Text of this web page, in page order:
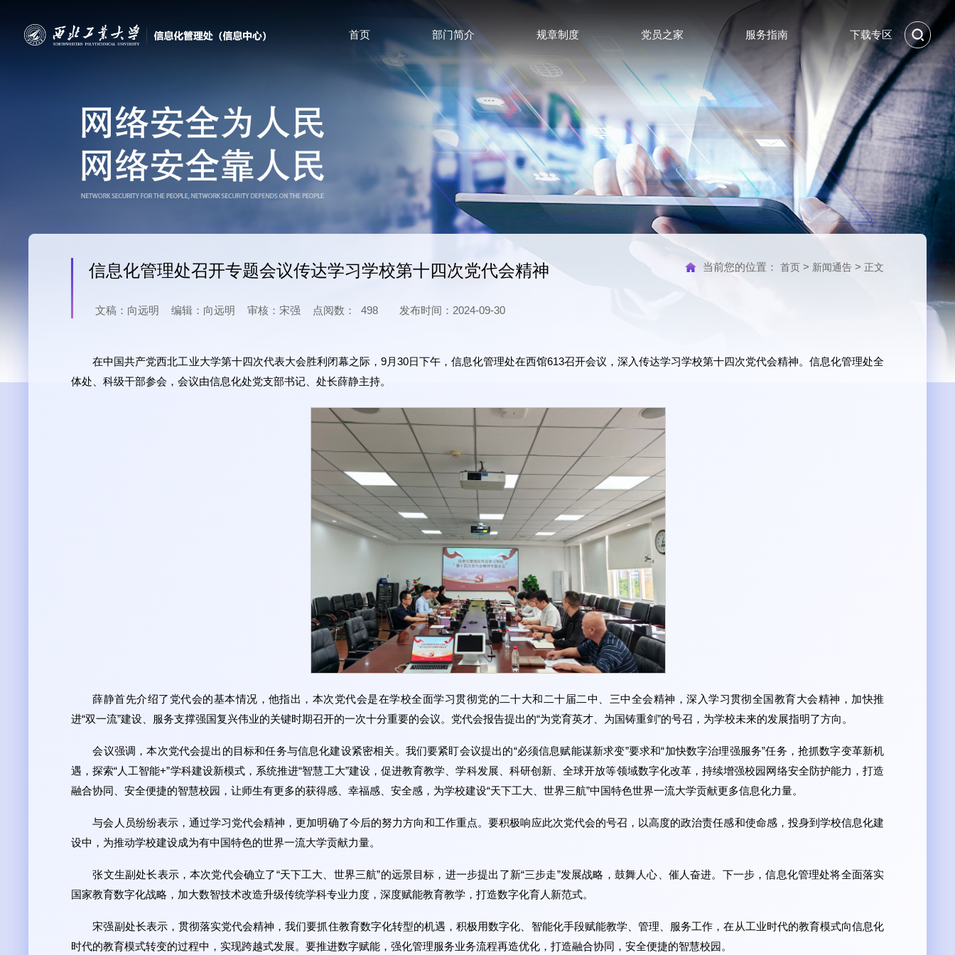
首页 部门简介 规章制度 党员之家 服务指南 下载专区
当前您的位置：首页 > 新闻通告 > 正文
信息化管理处召开专题会议传达学习学校第十四次党代会精神
文稿：向远明 编辑：向远明 审核：宋强 点阅数： 498 发布时间：2024-09-30
在中国共产党西北工业大学第十四次代表大会胜利闭幕之际，9月30日下午，信息化管理处在西馆613召开会议，深入传达学习学校第十四次党代会精神。信息化管理处全
体处、科级干部参会，会议由信息化处党支部书记、处长薛静主持。
薛静首先介绍了党代会的基本情况，他指出，本次党代会是在学校全面学习贯彻党的二十大和二十届二中、三中全会精神，深入学习贯彻全国教育大会精神，加快推
进“双一流”建设、服务支撑强国复兴伟业的关键时期召开的一次十分重要的会议。党代会报告提出的“为党育英才、为国铸重剑”的号召，为学校未来的发展指明了方向。
会议强调，本次党代会提出的目标和任务与信息化建设紧密相关。我们要紧盯会议提出的“必须信息赋能谋新求变”要求和“加快数字治理强服务”任务，抢抓数字变革新机
遇，探索“人工智能+”学科建设新模式，系统推进“智慧工大”建设，促进教育教学、学科发展、科研创新、全球开放等领域数字化改革，持续增强校园网络安全防护能力，打造
融合协同、安全便捷的智慧校园，让师生有更多的获得感、幸福感、安全感，为学校建设“天下工大、世界三航”中国特色世界一流大学贡献更多信息化力量。
与会人员纷纷表示，通过学习党代会精神，更加明确了今后的努力方向和工作重点。要积极响应此次党代会的号召，以高度的政治责任感和使命感，投身到学校信息化建
设中，为推动学校建设成为有中国特色的世界一流大学贡献力量。
张文生副处长表示，本次党代会确立了“天下工大、世界三航”的远景目标，进一步提出了新“三步走”发展战略，鼓舞人心、催人奋进。下一步，信息化管理处将全面落实
国家教育数字化战略，加大数智技术改造升级传统学科专业力度，深度赋能教育教学，打造数字化育人新范式。
宋强副处长表示，贯彻落实党代会精神，我们要抓住教育数字化转型的机遇，积极用数字化、智能化手段赋能教学、管理、服务工作，在从工业时代的教育模式向信息化
时代的教育模式转变的过程中，实现跨越式发展。要推进数字赋能，强化管理服务业务流程再造优化，打造融合协同，安全便捷的智慧校园。